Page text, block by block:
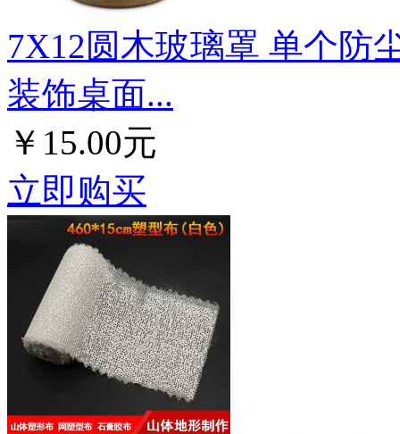
7X12圆木玻璃罩 单个防
装饰桌面...
￥15.00元
立即购买